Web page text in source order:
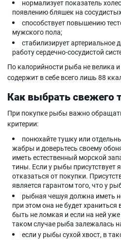
нормализует показатель
появлению бляшек на
способствует повышению
мужского пола;
стабилизирует артериальное
работу сердечно-сосудистой
По калорийности рыба не велика
содержит в себе всего лишь 88
Как выбрать свежего
При покупке рыбы важно
критерии:
понюхайте тушку или
жабры и доверьтесь своему
иметь естественный морской
тины. Если у рыбы присутствует
отказаться от покупки.
является гарантом того, что у
рыбная чешуя должна иметь
при этом она не будет
быть не ломкая и если на ней
таком случае рыба залежалась
если у рыбы сухой хвост, в